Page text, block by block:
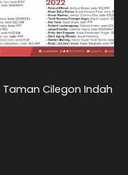
Taman Cilegon Indah